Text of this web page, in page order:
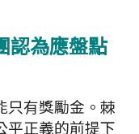
認為應盤點
只有獎勵金。棘
平正義的前提下